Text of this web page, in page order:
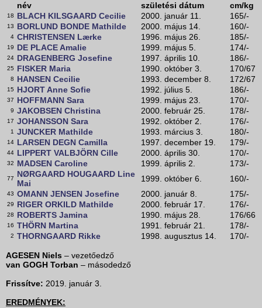
név születési dátum cm/kg
18 BLACH KILSGAARD Cecilie 2000. január 11. 165/-
13 BORLUND BONDE Mathilde 2000. május 14. 160/-
4 CHRISTENSEN Lærke 1996. május 26. 185/-
19 DE PLACE Amalie 1999. május 5. 174/-
24 DRAGENBERG Josefine 1997. április 10. 186/-
25 FISKER Maria 1990. október 3. 170/67
8 HANSEN Cecilie 1993. december 8. 172/67
15 HJORT Anne Sofie 1992. július 5. 186/-
37 HOFFMANN Sara 1999. május 23. 170/-
9 JAKOBSEN Christina 2000. február 25. 178/-
17 JOHANSSON Sara 1992. október 2. 176/-
1 JUNCKER Mathilde 1993. március 3. 180/-
14 LARSEN DEGN Camilla 1997. december 19. 179/-
44 LIPPERT VALBJÖRN Cille 2000. április 30. 170/-
32 MADSEN Caroline 1999. április 2. 173/-
77
NØRGAARD HOUGAARD Line
Mai
1999. október 6. 160/-
43 OMANN JENSEN Josefine 2000. január 8. 175/-
29 RIGER ORKILD Mathilde 2000. február 17. 176/-
28 ROBERTS Jamina 1990. május 28. 176/66
16 THÖRN Martina 1991. február 21. 178/-
2 THORNGAARD Rikke 1998. augusztus 14. 170/-
AGESEN Niels – vezetőedző
van GOGH Torban – másodedző
Frissítve: 2019. január 3.
EREDMÉNYEK: